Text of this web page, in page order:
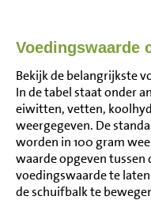
Voedingswaarde
Bekijk de belangrijkste
In de tabel staat onder
eiwitten, vetten,
weergegeven. De
worden in 100 gram
waarde opgeven tussen
voedingswaarde te
de schuifbalk te